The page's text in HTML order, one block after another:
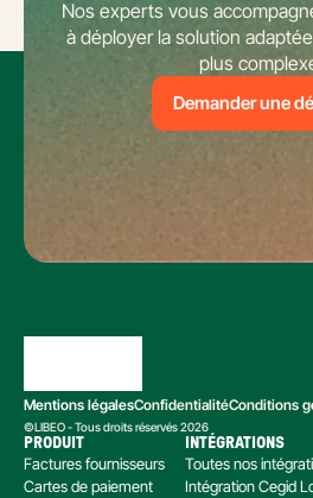
Nos experts vous
à déployer la solution
plus
Demander une
Mentions légalesConfidentialitéConditions
©LIBEO - Tous droits réservés 2026
PRODUIT
Factures fournisseurs
Cartes de paiement
INTÉGRATIONS
Toutes nos
Intégration Cegid